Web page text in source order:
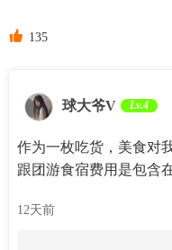
 135
球大爷V Lv.4
作为一枚吃货，美食对
跟团游食宿费用是包含
12天前